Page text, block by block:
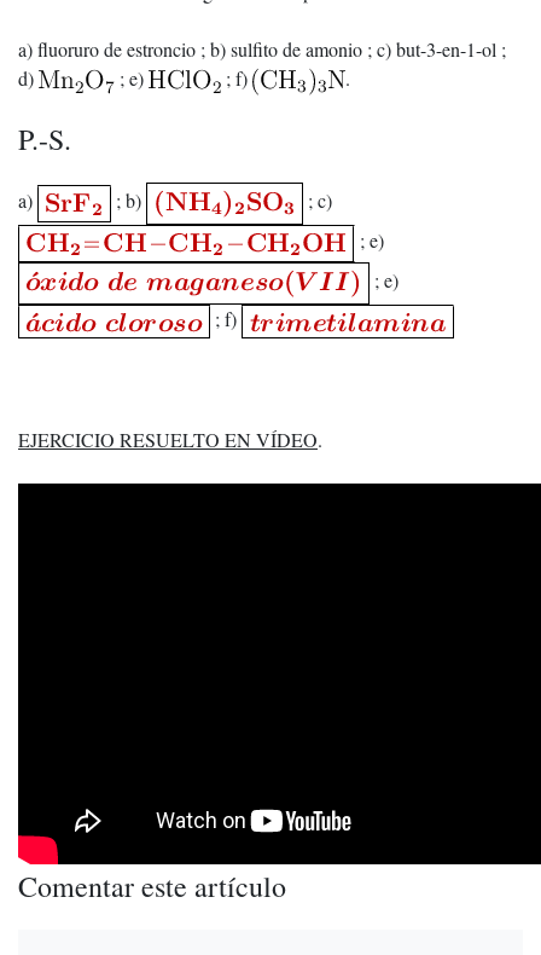
a) fluoruro de estroncio ; b) sulfito de amonio ; c) but-3-en-1-ol ;
d)
; e) ; f) .
P.-S.
a) ; b)
; c)
; e)
; e)
; f)
EJERCICIO RESUELTO EN VÍDEO.
Comentar este artículo